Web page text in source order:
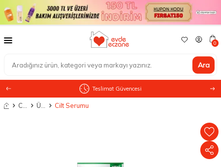
Ara
0
Teslimat Güvencesi
Anasayfa Cilt Serumu